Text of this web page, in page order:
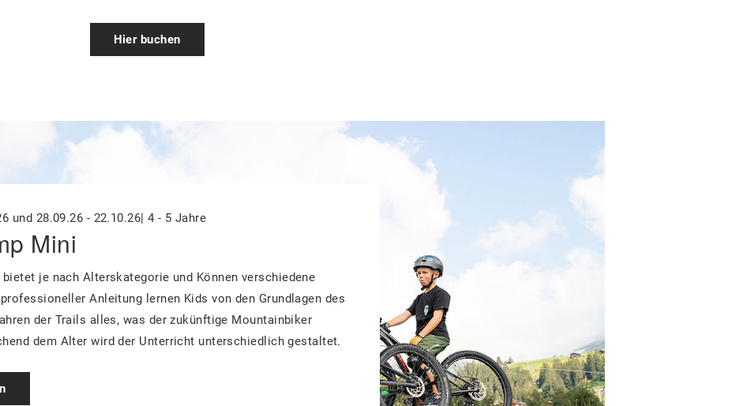
Hier buchen
und 28.09.26 - 22.10.26| 4 - 5 Jahre
Mini
bietet je nach Alterskategorie und Können verschiedene
Anleitung lernen Kids von den Grundlagen des
der Trails alles, was der zukünftige Mountainbiker
dem Alter wird der Unterricht unterschiedlich gestaltet.